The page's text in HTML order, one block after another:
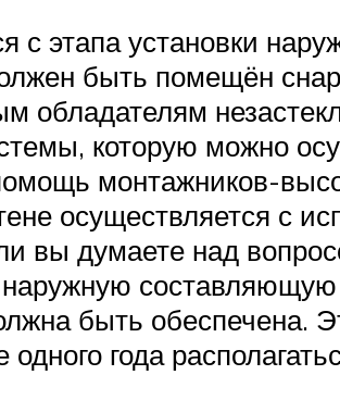
с этапа установки
быть помещён
обладателям
которую можно
монтажников-
осуществляется с
вы думаете над
наружную
быть обеспечена.
одного года